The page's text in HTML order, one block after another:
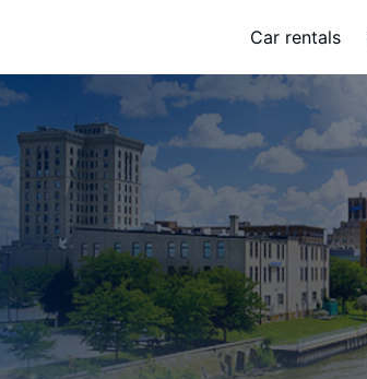
Car rentals